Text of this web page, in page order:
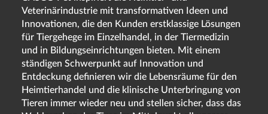
Veterinärindustrie mit transformativen Ideen und
Innovationen, die den Kunden erstklassige Lösungen
für Tiergehege im Einzelhandel, in der Tiermedizin
und in Bildungseinrichtungen bieten. Mit einem
ständigen Schwerpunkt auf Innovation und
Entdeckung definieren wir die Lebensräume für den
Heimtierhandel und die klinische Unterbringung von
Tieren immer wieder neu und stellen sicher, dass das